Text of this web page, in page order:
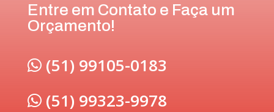
Entre em Contato e Faça um
Orçamento!
(51) 99105-0183
(51) 99323-9978